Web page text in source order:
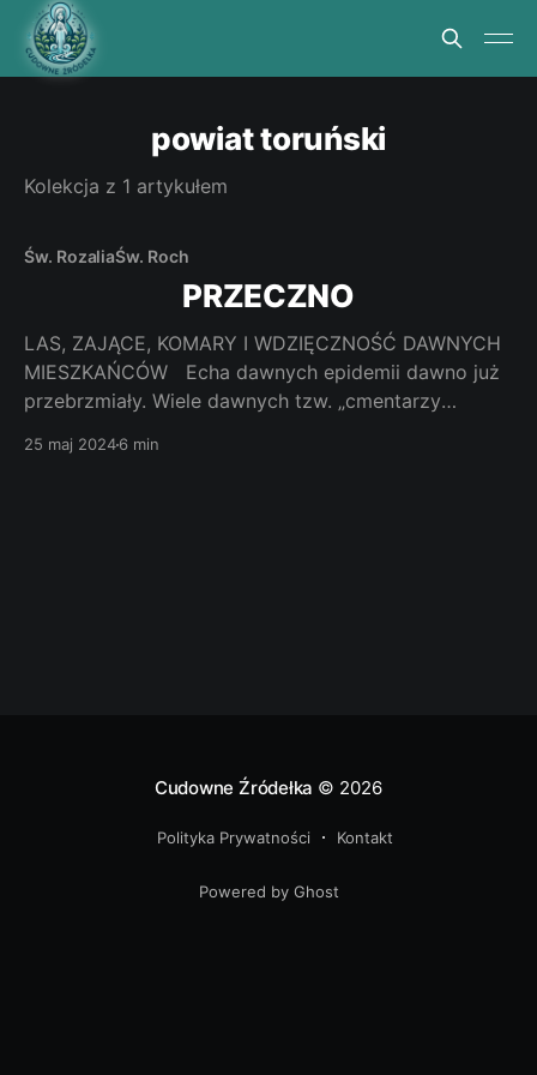
powiat toruński
Kolekcja z 1 artykułem
Św. RozaliaŚw. Roch
PRZECZNO
LAS, ZAJĄCE, KOMARY I WDZIĘCZNOŚĆ DAWNYCH
MIESZKAŃCÓW Echa dawnych epidemii dawno już
przebrzmiały. Wiele dawnych tzw. „cmentarzy
jesteśmy ich świadomi. Przypomina o nich Przeczno i
25 maj 20246 min
Cudowne Źródełka © 2026
Polityka Prywatności Kontakt
Powered by Ghost